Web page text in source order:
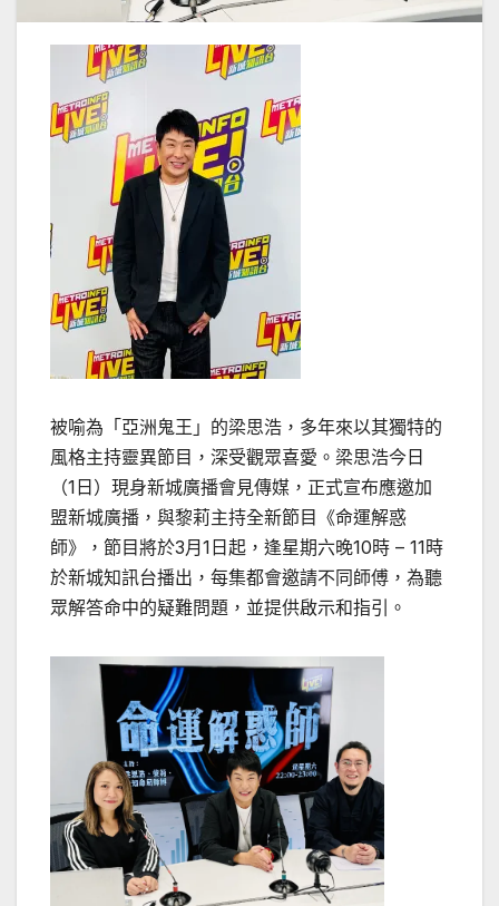
被喻為「亞洲鬼王」的梁思浩，多年來以其獨特的
風格主持靈異節目，深受觀眾喜愛。梁思浩今日
（1日）現身新城廣播會見傳媒，正式宣布應邀加
盟新城廣播，與黎莉主持全新節目《命運解惑
師》，節目將於3月1日起，逢星期六晚10時 – 11時
於新城知訊台播出，每集都會邀請不同師傅，為聽
眾解答命中的疑難問題，並提供啟示和指引。